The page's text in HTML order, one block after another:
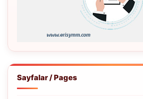
Sayfalar / Pages